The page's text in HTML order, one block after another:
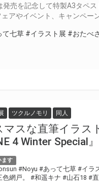
売を記念して特製A3タペ
アやイベント、キャンペー
て七草 #イラスト展 #おたべ
ツクルノモリ 同人
マスな直筆イラス
4 Winter Special』
ます
#Noyu #あって七草 #イラ
網戸。 #和遥キナ #山石18 #